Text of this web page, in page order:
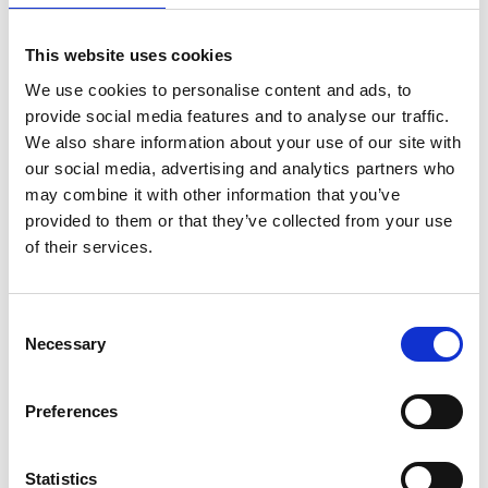
This website uses cookies
We use cookies to personalise content and ads, to
provide social media features and to analyse our traffic.
We also share information about your use of our site with
our social media, advertising and analytics partners who
may combine it with other information that you’ve
provided to them or that they’ve collected from your use
of their services.
Selection
Necessary
Preferences
Statistics
July 1, 2026
Bygg ditt utekjøkken slik du vil - modul
Bygg ditt utekjøkken slik du vil - modul for
Les mer